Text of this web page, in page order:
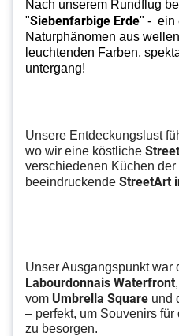
Nach unserem Rundflug
"Siebenfarbige Erde" - ein
Naturphänomen aus
leuchtenden Farben,
untergang!
Unsere Entdeckungslust
wo wir eine köstliche
verschiedenen Küchen
beeindruckende StreetArt
Unser Ausgangspunkt war
Labourdonnais Waterfront
vom Umbrella Square und
– perfekt, um Souvenirs
zu besorgen.